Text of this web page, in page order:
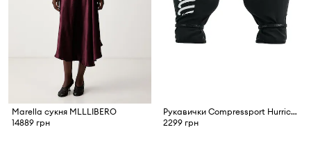
Marella сукня MLLLIBERO
14889 грн
Рукавички Compressport Hurricane
2299 грн